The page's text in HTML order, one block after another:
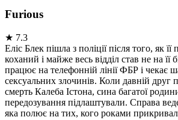
Furious
★ 7.3
Еліс Блек пішла з поліції після того, як
коханий і майже весь відділ став не на її
працює на телефонній лінії ФБР і чекає
сексуальних злочинів. Коли давній друг
смерть Калеба Істона, сина багатої
передозування підлаштували. Справа
яка полює на тих, кого роками